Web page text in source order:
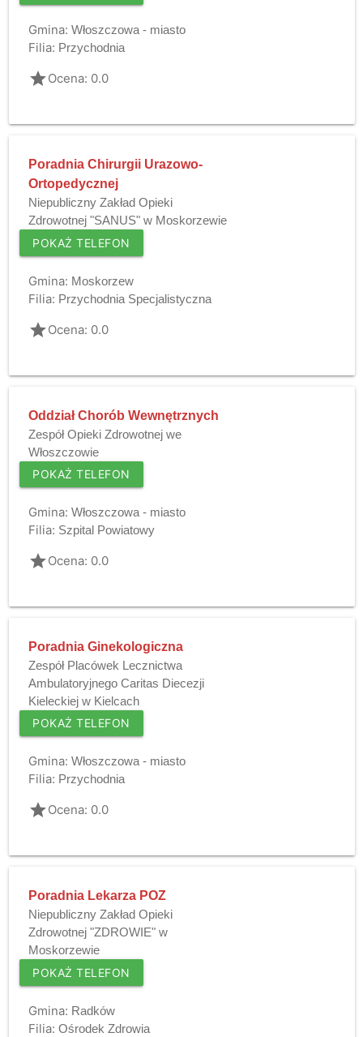
Gmina: Włoszczowa - miasto
Filia: Przychodnia
gradeOcena: 0.0
Poradnia Chirurgii Urazowo-
Ortopedycznej
Niepubliczny Zakład Opieki
Zdrowotnej "SANUS" w Moskorzewie
POKAŻ TELEFON
Gmina: Moskorzew
Filia: Przychodnia Specjalistyczna
gradeOcena: 0.0
Oddział Chorób Wewnętrznych
Zespół Opieki Zdrowotnej we
Włoszczowie
POKAŻ TELEFON
Gmina: Włoszczowa - miasto
Filia: Szpital Powiatowy
gradeOcena: 0.0
Poradnia Ginekologiczna
Zespół Placówek Lecznictwa
Ambulatoryjnego Caritas Diecezji
Kieleckiej w Kielcach
POKAŻ TELEFON
Gmina: Włoszczowa - miasto
Filia: Przychodnia
gradeOcena: 0.0
Poradnia Lekarza POZ
Niepubliczny Zakład Opieki
Zdrowotnej "ZDROWIE" w
Moskorzewie
POKAŻ TELEFON
Gmina: Radków
Filia: Ośrodek Zdrowia